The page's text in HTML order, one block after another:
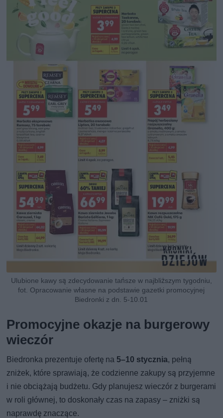
Ulubione kawy są zdecydowanie tańsze w najbliższym tygodniu,
fot. Opracowanie własne na podstawie gazetki promocyjnej
Biedronki z dn. 5-10.01
Promocyjne okazje na burgerowy
wieczór
Biedronka prezentuje ofertę na 5–10 stycznia, pełną
zniżek, które sprawiają, że codzienne zakupy są przyjemne
i nie obciążają budżetu. Gdy planujesz wieczór z burgerami
w roli głównej, to doskonały czas na zapasy – zniżki są
naprawdę znaczące.